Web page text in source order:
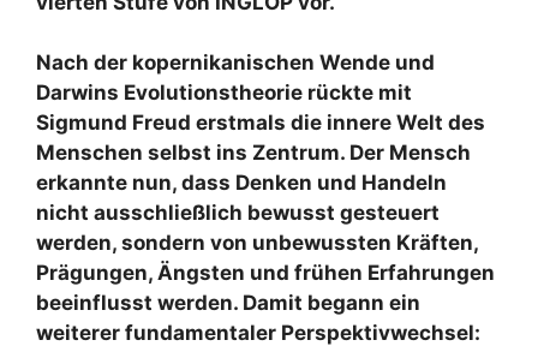
Nach der kopernikanischen Wende und
Darwins Evolutionstheorie rückte mit
Sigmund Freud erstmals die innere Welt des
Menschen selbst ins Zentrum. Der Mensch
erkannte nun, dass Denken und Handeln
nicht ausschließlich bewusst gesteuert
werden, sondern von unbewussten Kräften,
Prägungen, Ängsten und frühen Erfahrungen
beeinflusst werden. Damit begann ein
weiterer fundamentaler Perspektivwechsel: